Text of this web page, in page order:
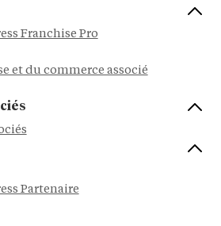
Franchise Pro
et du commerce associé
Partenaire